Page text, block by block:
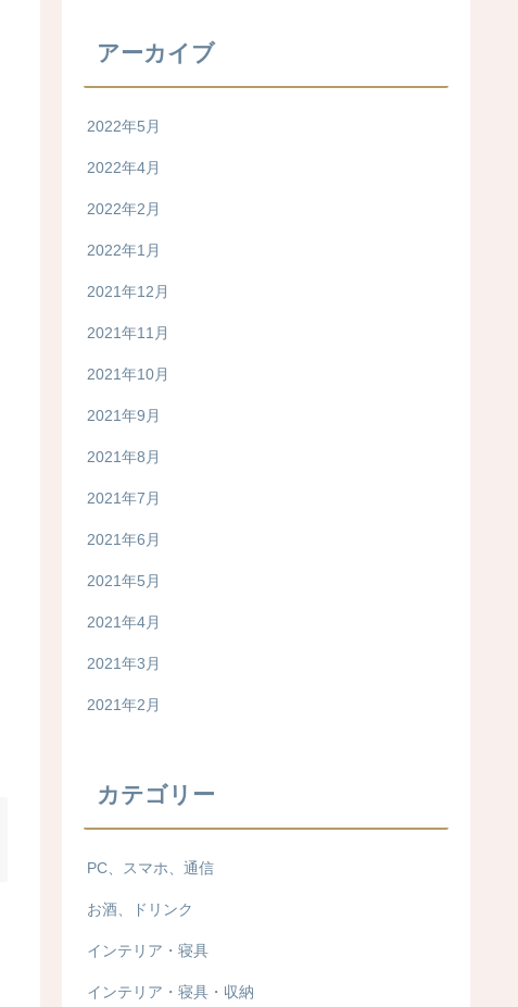
アーカイブ
2022年5月
2022年4月
2022年2月
2022年1月
2021年12月
2021年11月
2021年10月
2021年9月
2021年8月
2021年7月
2021年6月
2021年5月
2021年4月
2021年3月
2021年2月
カテゴリー
PC、スマホ、通信
お酒、ドリンク
インテリア・寝具
インテリア・寝具・収納